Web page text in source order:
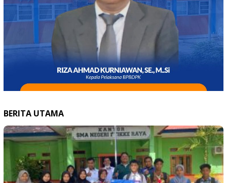
BERITA UTAMA